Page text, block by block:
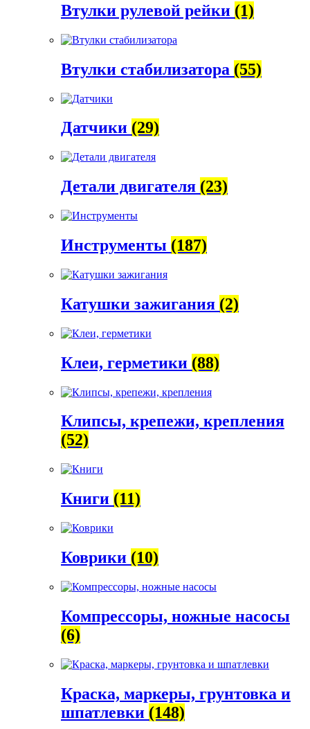
Втулки рулевой рейки (1)
Втулки стабилизатора (55)
Датчики (29)
Детали двигателя (23)
Инструменты (187)
Катушки зажигания (2)
Клеи, герметики (88)
Клипсы, крепежи, крепления
(52)
Книги (11)
Коврики (10)
Компрессоры, ножные насосы
(6)
Краска, маркеры, грунтовка и
шпатлевки (148)